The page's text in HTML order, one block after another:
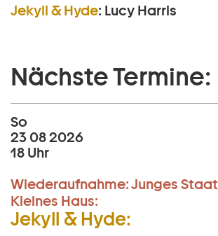
Jekyll & Hyde: Lucy Harris
Nächste Termine:
So
23 08 2026
18 Uhr
Wiederaufnahme:Junges
Kleines Haus:
Jekyll & Hyde: